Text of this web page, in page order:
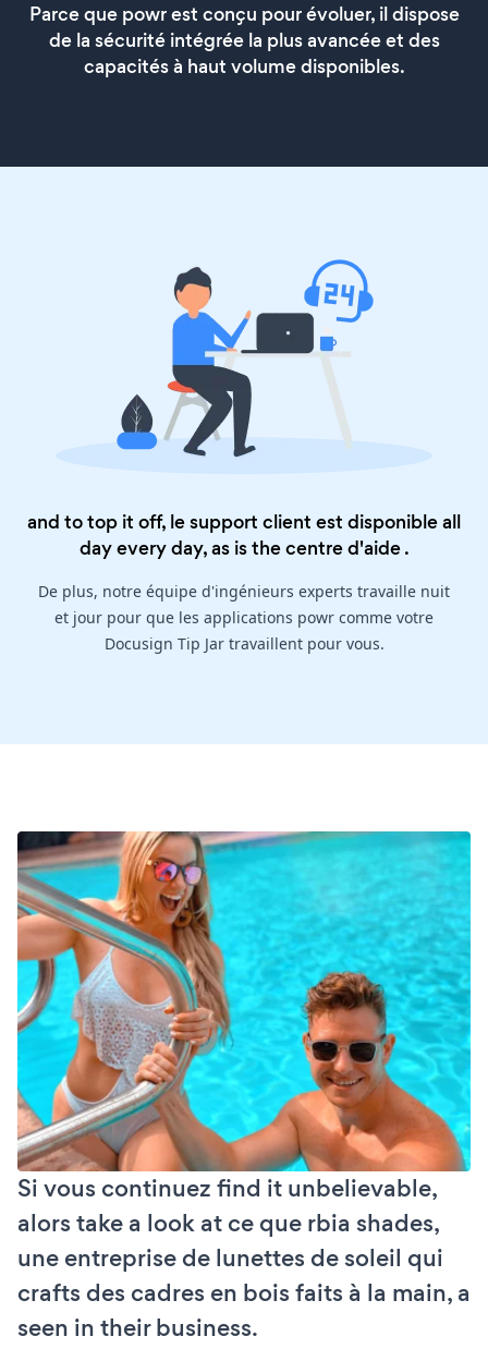
Parce que powr est conçu pour évoluer, il dispose
de la sécurité intégrée la plus avancée et des
capacités à haut volume disponibles.
and to top it off, le support client est disponible all
day every day, as is thecentre d'aide.
De plus, notre équipe d'ingénieurs experts travaille nuit
et jour pour que les applications powr comme votre
Docusign Tip Jar travaillent pour vous.
Si vous continuez find it unbelievable,
alors take a look at ce que rbia shades,
une entreprise de lunettes de soleil qui
crafts des cadres en bois faits à la main, a
seen in their business.